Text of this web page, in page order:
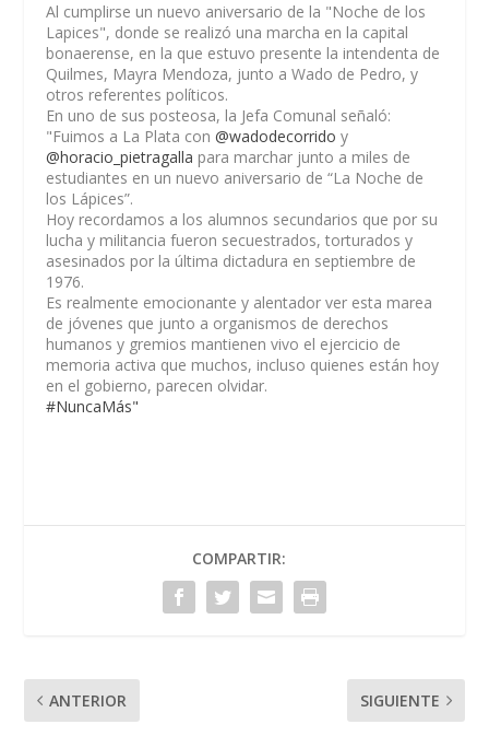
Al cumplirse un nuevo aniversario de la "Noche de los
Lapices", donde se realizó una marcha en la capital
bonaerense, en la que estuvo presente la intendenta de
Quilmes, Mayra Mendoza, junto a Wado de Pedro, y
otros referentes políticos.
En uno de sus posteosa, la Jefa Comunal señaló:
"Fuimos a La Plata con@wadodecorrido y
@horacio_pietragalla para marchar junto a miles de
estudiantes en un nuevo aniversario de “La Noche de
los Lápices”.
Hoy recordamos a los alumnos secundarios que por su
lucha y militancia fueron secuestrados, torturados y
asesinados por la última dictadura en septiembre de
1976.
Es realmente emocionante y alentador ver esta marea
de jóvenes que junto a organismos de derechos
humanos y gremios mantienen vivo el ejercicio de
memoria activa que muchos, incluso quienes están hoy
en el gobierno, parecen olvidar.
#NuncaMás"
COMPARTIR:
ANTERIOR SIGUIENTE